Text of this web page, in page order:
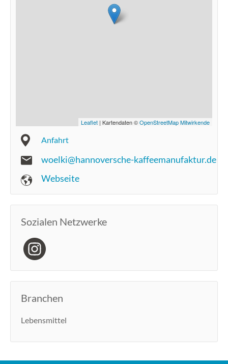
Leaflet | Kartendaten ©OpenStreetMap Mitwirkende
Anfahrt
woelki@hannoversche-kaffeemanufaktur.de
Webseite
Sozialen Netzwerke
Branchen
Lebensmittel